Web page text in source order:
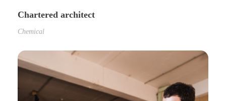
Chartered architect
Chemical